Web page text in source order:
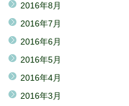
2016年8月
2016年7月
2016年6月
2016年5月
2016年4月
2016年3月